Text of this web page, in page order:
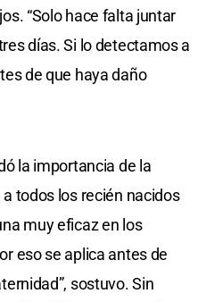
“Solo hace falta juntar
días. Si lo detectamos a
de que haya daño
la importancia de la
todos los recién nacidos
muy eficaz en los
eso se aplica antes de
sostuvo. Sin